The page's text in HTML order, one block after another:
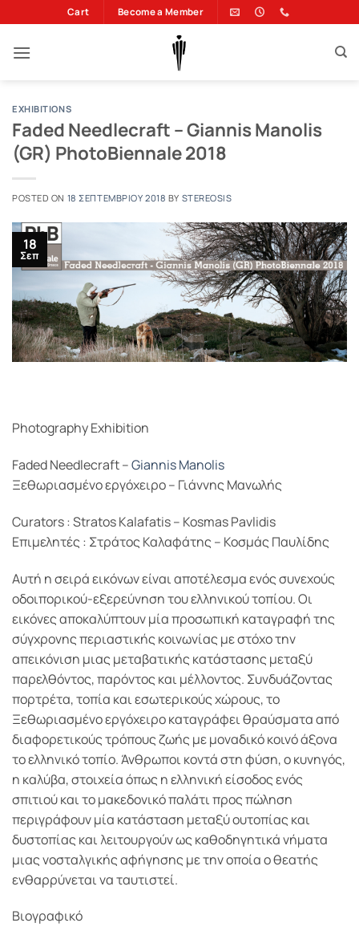
στο
περιεχόμενο
Cart Become a Member
EXHIBITIONS
Faded Needlecraft – Giannis Manolis
(GR) PhotoBiennale 2018
POSTED ON 18 ΣΕΠΤΕΜΒΡΊΟΥ 2018 BY STEREOSIS
18
Σεπ
Photography Exhibition
Faded Needlecraft –Giannis Manolis
Ξεθωριασμένο εργόχειρο – Γιάννης Μανωλής
Curators : Stratos Kalafatis – Kosmas Pavlidis
Επιμελητές : Στράτος Καλαφάτης – Κοσμάς Παυλίδης
Αυτή η σειρά εικόνων είναι αποτέλεσμα ενός συνεχούς
οδοιπορικού-εξερεύνηση του ελληνικού τοπίου. Οι
εικόνες αποκαλύπτουν μία προσωπική καταγραφή της
σύγχρονης περιαστικής κοινωνίας με στόχο την
απεικόνιση μιας μεταβατικής κατάστασης μεταξύ
παρελθόντος, παρόντος και μέλλοντος. Συνδυάζοντας
πορτρέτα, τοπία και εσωτερικούς χώρους, το
Ξεθωριασμένο εργόχειρο καταγράφει θραύσματα από
διαφορετικούς τρόπους ζωής με μοναδικό κοινό άξονα
το ελληνικό τοπίο. Άνθρωποι κοντά στη φύση, ο κυνηγός,
η καλύβα, στοιχεία όπως η ελληνική είσοδος ενός
σπιτιού και το μακεδονικό παλάτι προς πώληση
περιγράφουν μία κατάσταση μεταξύ ουτοπίας και
δυστοπίας και λειτουργούν ως καθοδηγητικά νήματα
μιας νοσταλγικής αφήγησης με την οποία ο θεατής
ενθαρρύνεται να ταυτιστεί.
Βιογραφικό